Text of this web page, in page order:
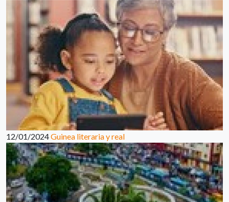
12/01/2024Guinea literaria y real